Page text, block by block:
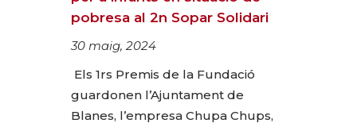
pobresa al 2n Sopar Solidari
30 maig, 2024
Els 1rs Premis de la Fundació
guardonen l’Ajuntament de
Blanes, l’empresa Chupa Chups,